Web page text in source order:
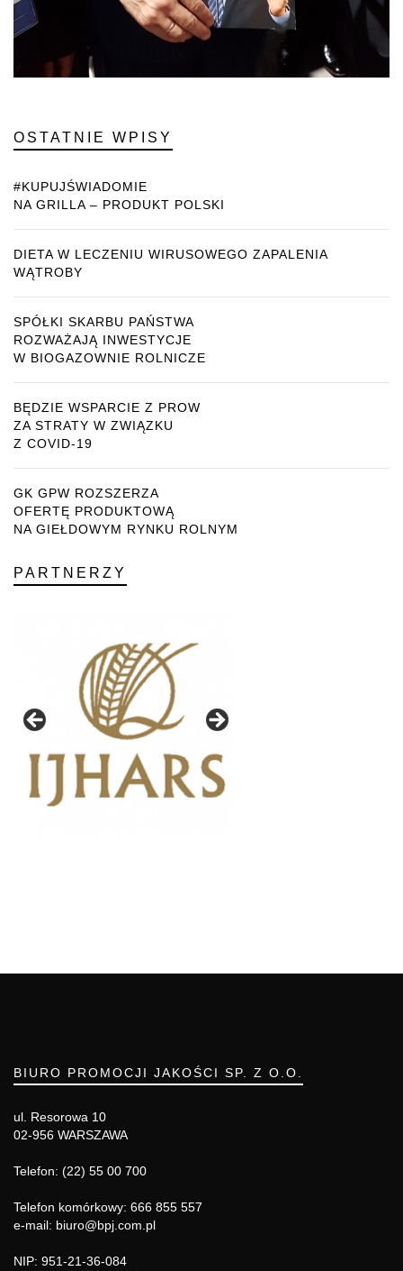
OSTATNIE WPISY
#KUPUJŚWIADOMIE
NA GRILLA – PRODUKT POLSKI
DIETA W LECZENIU WIRUSOWEGO ZAPALENIA
WĄTROBY
SPÓŁKI SKARBU PAŃSTWA
ROZWAŻAJĄ INWESTYCJE
W BIOGAZOWNIE ROLNICZE
BĘDZIE WSPARCIE Z PROW
ZA STRATY W ZWIĄZKU
Z COVID-19
GK GPW ROZSZERZA
OFERTĘ PRODUKTOWĄ
NA GIEŁDOWYM RYNKU ROLNYM
PARTNERZY
BIURO PROMOCJI JAKOŚCI SP. Z O.O.
ul. Resorowa 10
02-956 WARSZAWA
Telefon: (22) 55 00 700
Telefon komórkowy: 666 855 557
e-mail: biuro@bpj.com.pl
NIP: 951-21-36-084